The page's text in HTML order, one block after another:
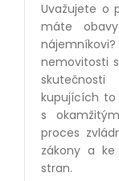
Uvažujete o
máte
nemovitosti
kupujících to
s
proces
zákony a ke
stran.